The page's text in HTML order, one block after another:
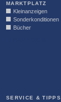
MARKTPLATZ
Kleinanzeigen
Sonderkonditionen
Bücher
SERVICE & TIPPS